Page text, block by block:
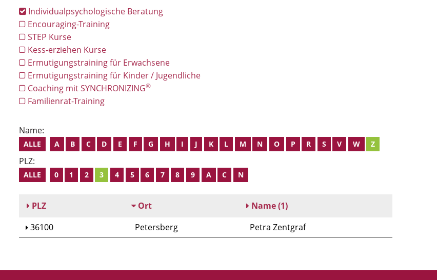
Individualpsychologische Beratung
Encouraging-Training
STEP Kurse
Kess-erziehen Kurse
Ermutigungstraining für Erwachsene
Ermutigungstraining für Kinder / Jugendliche
Coaching mit SYNCHRONIZING®
Familienrat-Training
Name:
ALLE A B C D E F G H I J K L M N O P R S V W Z
PLZ:
ALLE 0 1 2 3 4 5 6 7 8 9 A C N
PLZ Ort Name(1)
36100
Petersberg Petra Zentgraf